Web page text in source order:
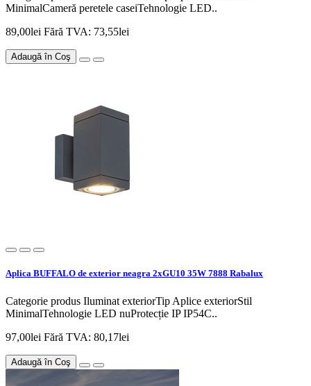
MinimalCameră peretele caseiTehnologie LED..
89,00lei Fără TVA: 73,55lei
Adaugă în Coş
Aplica BUFFALO de exterior neagra 2xGU10 35W 7888 Rabalux
Categorie produs Iluminat exteriorTip Aplice exteriorStil
MinimalTehnologie LED nuProtecție IP IP54C..
97,00lei Fără TVA: 80,17lei
Adaugă în Coş